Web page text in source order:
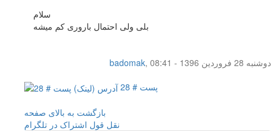
سلام
بلی ولی احتمال باروری کم میشه
badomak,
دوشنبه 28 فروردین 1396 - 08:41
پست # 28
بازگشت به بالای صفحه
نقل قول اشتراک در تلگرام